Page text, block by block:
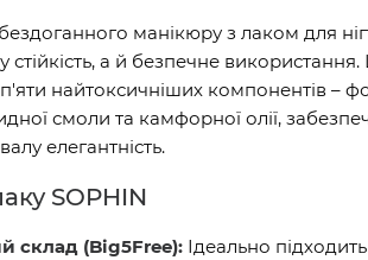
бездоганного манікюру з лаком для
а й безпечне
найтоксичніших компонентів –
смоли та камфорної олії,
елегантність.
SOPHIN
склад (Big5Free): Ідеально